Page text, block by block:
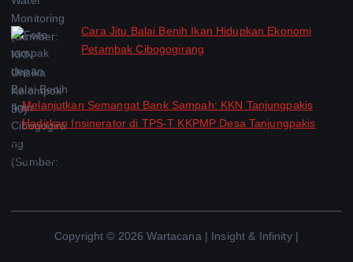
Cara Jitu Balai Benih Ikan Hidupkan Ekonomi
Petambak Cibogogirang
Melanjutkan Semangat Bank Sampah: KKN Tanjungpakis
Hadirkan Insinerator di TPS-T KKPMP Desa Tanjungpakis
by Kelas Semester Genap TA 2025-2026
July 27, 2026
Copyright © 2026 Wartacana | Insight & Infinity |